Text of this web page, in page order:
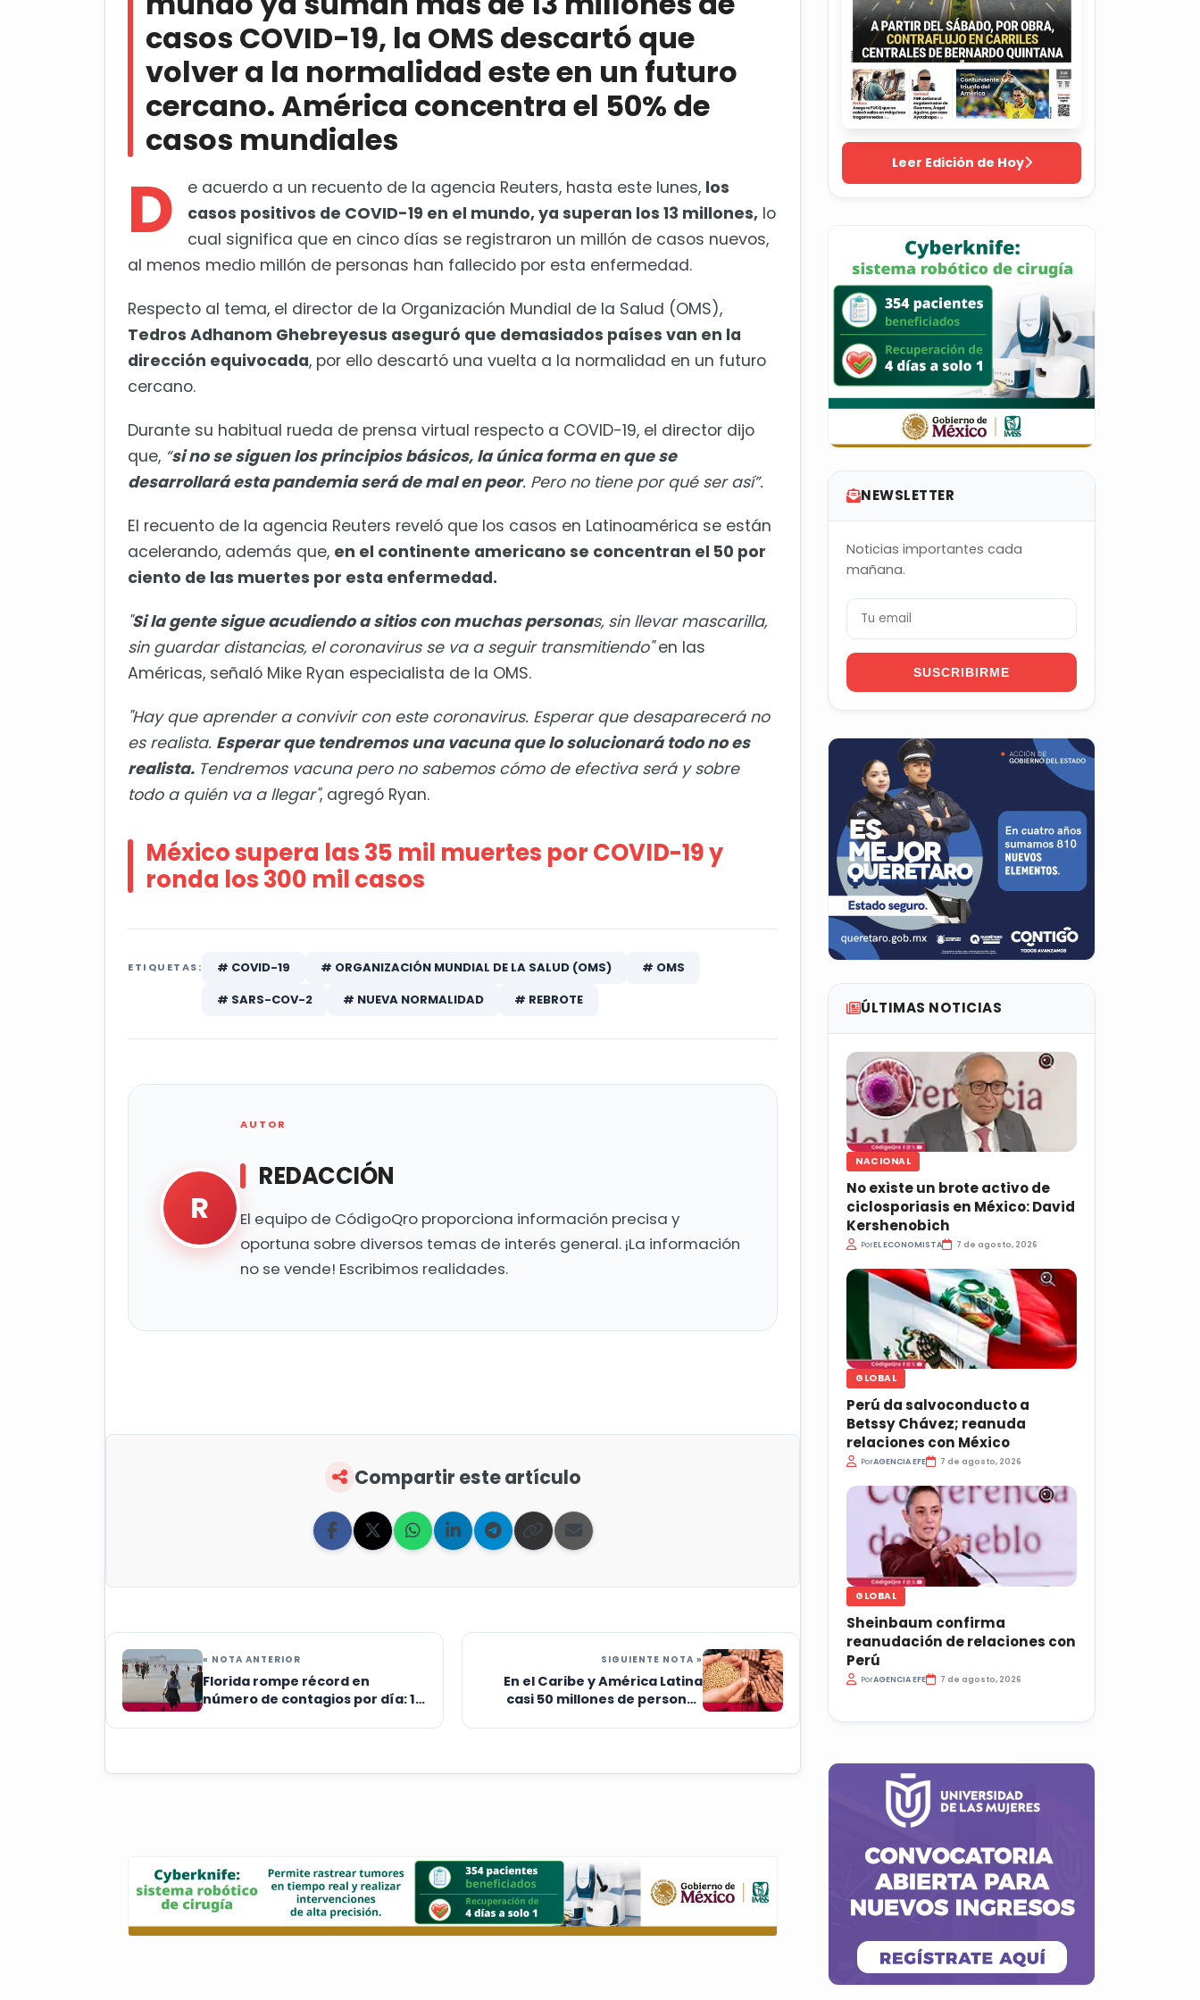
México supera las 35 mil muertes por COVID-19 y ronda los 300 mil casos
casos COVID-19, la OMS descartó que
volver a la normalidad este en un futuro
cercano. América concentra el 50% de
casos mundiales
D e acuerdo a un recuento de la agencia Reuters, hasta este lunes, los
casos positivos de COVID-19 en el mundo, ya superan los 13 millones, lo
cual significa que en cinco días se registraron un millón de casos nuevos,
al menos medio millón de personas han fallecido por esta enfermedad.
Respecto al tema, el director de la Organización Mundial de la Salud (OMS),
Tedros Adhanom Ghebreyesus aseguró que demasiados países van en la
dirección equivocada, por ello descartó una vuelta a la normalidad en un futuro
cercano.
Durante su habitual rueda de prensa virtual respecto a COVID-19, el director dijo
que, “si no se siguen los principios básicos, la única forma en que se
desarrollará esta pandemia será de mal en peor. Pero no tiene por qué ser así”.
El recuento de la agencia Reuters reveló que los casos en Latinoamérica se están
acelerando, además que, en el continente americano se concentran el 50 por
ciento de las muertes por esta enfermedad.
"Si la gente sigue acudiendo a sitios con muchas personas, sin llevar mascarilla,
sin guardar distancias, el coronavirus se va a seguir transmitiendo"en las
Américas, señaló Mike Ryan especialista de la OMS.
"Hay que aprender a convivir con este coronavirus. Esperar que desaparecerá no
es realista. Esperar que tendremos una vacuna que lo solucionará todo no es
realista. Tendremos vacuna pero no sabemos cómo de efectiva será y sobre
todo a quién va a llegar", agregó Ryan.
México supera las 35 mil muertes por COVID-19 y
ronda los 300 mil casos
ETIQUETAS: # COVID-19 # ORGANIZACIÓN MUNDIAL DE LA SALUD (OMS)
# OMS
# SARS-COV-2
# NUEVA NORMALIDAD # REBROTE
R
AUTOR
REDACCIÓN
El equipo de CódigoQro proporciona información precisa y
oportuna sobre diversos temas de interés general. ¡La información
no se vende! Escribimos realidades.
Compartir este artículo
« NOTA ANTERIOR
Florida rompe récord en
número de contagios por día: 15
SIGUIENTE NOTA »
En el Caribe y América Latina
casi 50 millones de personas
Leer Edición de Hoy
NEWSLETTER
Noticias importantes cada
mañana.
SUSCRIBIRME
ÚLTIMAS NOTICIAS
NACIONAL
No existe un brote activo de
ciclosporiasis en México: David
Kershenobich
PorEL ECONOMISTA 7 de agosto, 2026
GLOBAL
Perú da salvoconducto a
Betssy Chávez; reanuda
relaciones con México
PorAGENCIA EFE 7 de agosto, 2026
GLOBAL
Sheinbaum confirma
reanudación de relaciones con
Perú
PorAGENCIA EFE 7 de agosto, 2026